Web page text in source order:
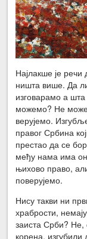
Најлакше је
ништа више. Да
изговарамо а
можемо? Не
верујемо.
правог Србина
престао да се
међу нама има
њихово право,
поверујемо.
Нису такви ни
храбрости,
заиста Срби? Не,
корена,